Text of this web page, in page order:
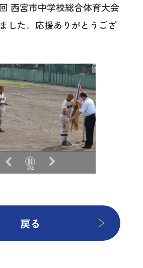
西宮市中学校総合体育大会
した。応援ありがとうござ
2/4
戻る